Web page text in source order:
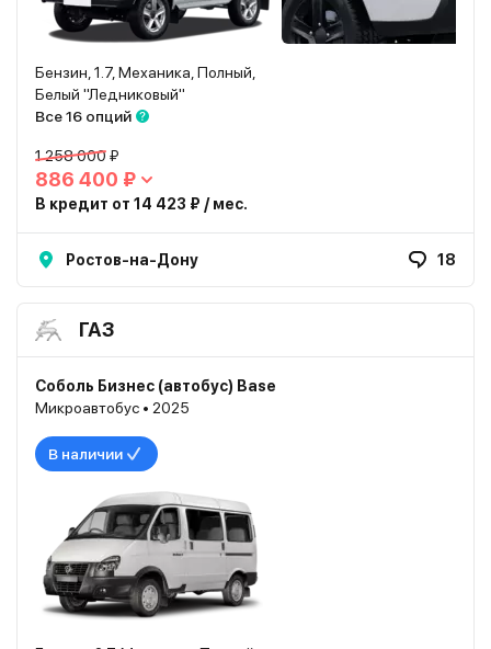
Бензин, 1.7, Механика, Полный,
Белый "Ледниковый"
Все 16 опций
1 258 000 ₽
886 400 ₽
В кредит от 14 423 ₽ / мес.
Ростов-на-Дону 18
ГАЗ
Соболь Бизнес (автобус) Base
Микроавтобус • 2025
В наличии